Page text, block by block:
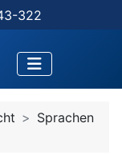
322
Sprachen